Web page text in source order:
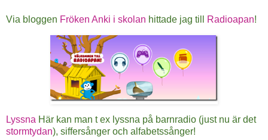
Via bloggen Fröken Anki i skolan hittade jag till Radioapan!
Lyssna Här kan man t ex lyssna på barnradio (just nu är det
stormtydan), siffersånger och alfabetssånger!